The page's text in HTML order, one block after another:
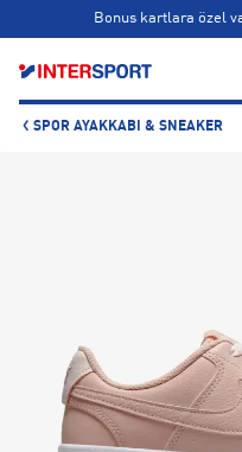
Bonus kartlara özel
SPOR AYAKKABI & SNEAKER